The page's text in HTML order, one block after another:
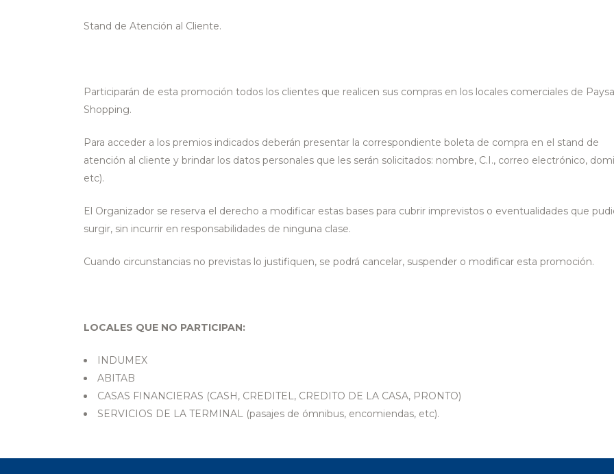
Stand de Atención al Cliente.
Participarán de esta promoción todos los clientes que realicen sus compras en los locales comerciales de
Shopping.
Para acceder a los premios indicados deberán presentar la correspondiente boleta de compra en el stand de
atención al cliente y brindar los datos personales que les serán solicitados: nombre, C.I., correo electrónico,
etc).
El Organizador se reserva el derecho a modificar estas bases para cubrir imprevistos o eventualidades que
surgir, sin incurrir en responsabilidades de ninguna clase.
Cuando circunstancias no previstas lo justifiquen, se podrá cancelar, suspender o modificar esta promoción.
LOCALES QUE NO PARTICIPAN:
INDUMEX
ABITAB
CASAS FINANCIERAS (CASH, CREDITEL, CREDITO DE LA CASA, PRONTO)
SERVICIOS DE LA TERMINAL (pasajes de ómnibus, encomiendas, etc).